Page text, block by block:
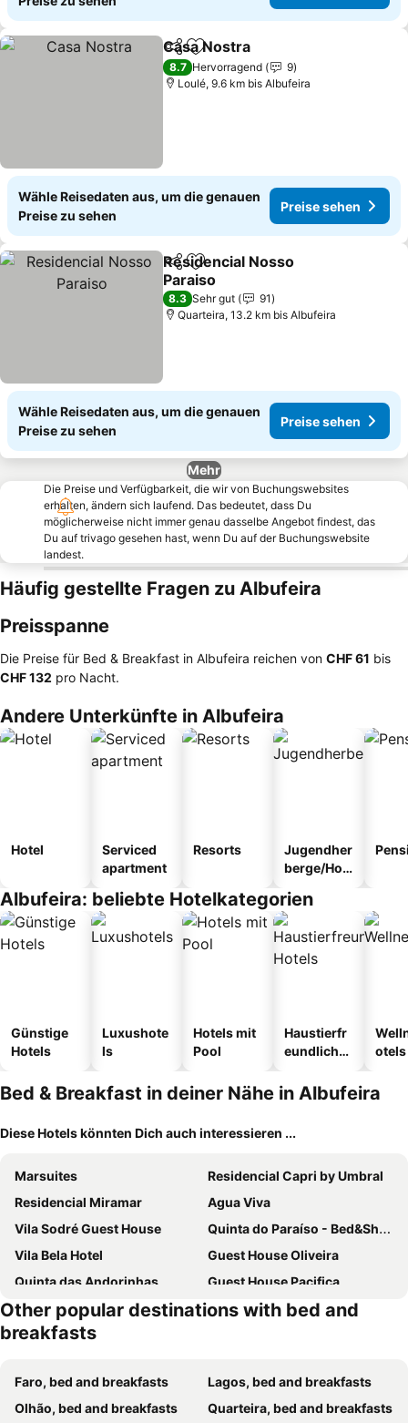
TeilenZu Favoriten hinzufügen
Casa Nostra
8.7 Hervorragend
9
Loulé, 9.6 km bis Albufeira
Wähle Reisedaten aus, um die genauen
Preise zu sehen
Preise sehen
TeilenZu Favoriten hinzufügen
Residencial Nosso
Paraiso
8.3 Sehr gut
91
Quarteira, 13.2 km bis Albufeira
Wähle Reisedaten aus, um die genauen
Preise zu sehen
Preise sehen
Mehr
Die Preise und Verfügbarkeit, die wir von Buchungswebsites
erhalten, ändern sich laufend. Das bedeutet, dass Du
möglicherweise nicht immer genau dasselbe Angebot findest, das
Du auf trivago gesehen hast, wenn Du auf der Buchungswebsite
landest.
Häufig gestellte Fragen zu Albufeira
Preisspanne
Die Preise für Bed & Breakfast in Albufeira reichen von ‎CHF 61 bis
‎CHF 132 pro Nacht.
Andere Unterkünfte in Albufeira
Hotel
Serviced
apartment
Resorts
Jugendher
berge/Hos
Albufeira: beliebte Hotelkategorien
Günstige
Hotels
Luxushote
ls
Hotels mit
Pool
Haustierfr
eundliche
otels
Bed & Breakfast in deiner Nähe in Albufeira
Diese Hotels könnten Dich auch interessieren ...
Marsuites
Residencial Capri by Umbral
Residencial Miramar
Agua Viva
Vila Sodré Guest House
Quinta do Paraíso - Bed&Shower
Vila Bela Hotel
Guest House Oliveira
Quinta das Andorinhas
Guest House Pacifica
Romeu
Sunfield Guest House - Only Adults
Dianamar
Cabana Del Sol
Vila Horizonte
Coral Boutique Suites
Monte das Cortelhas
Other popular destinations with bed and
breakfasts
Faro, bed and breakfasts
Lagos, bed and breakfasts
Olhão, bed and breakfasts
Quarteira, bed and breakfasts